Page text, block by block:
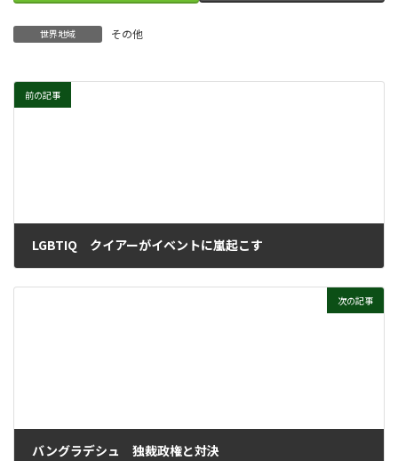
世界地域 その他
前の記事
LGBTIQ クイアーがイベントに嵐起こす
次の記事
バングラデシュ 独裁政権と対決